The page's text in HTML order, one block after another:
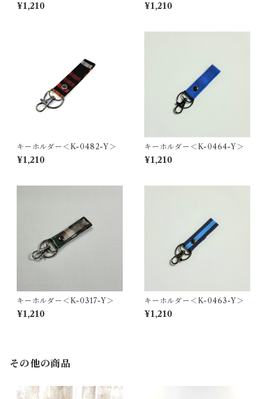
¥1,210 ¥1,210
キーホルダー＜K-0482-Y＞
¥1,210
キーホルダー＜K-0464-Y＞
¥1,210
キーホルダー＜K-0317-Y＞
¥1,210
キーホルダー＜K-0463-Y＞
¥1,210
その他の商品